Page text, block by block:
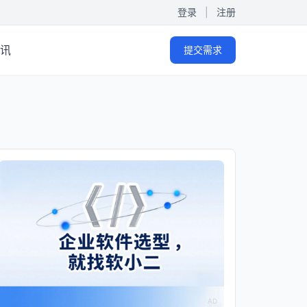
登录 注册
提交需求
AD